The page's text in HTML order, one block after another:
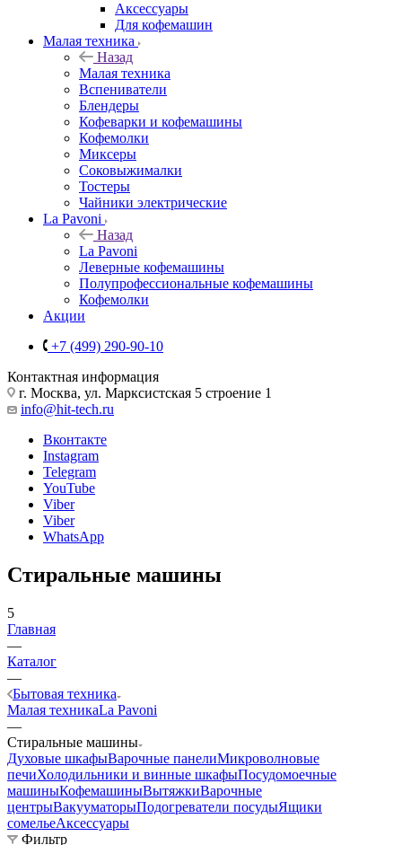
Аксессуары
Для кофемашин
Малая техника
Назад
Малая техника
Вспениватели
Блендеры
Кофеварки и кофемашины
Кофемолки
Миксеры
Соковыжималки
Тостеры
Чайники электрические
La Pavoni
Назад
La Pavoni
Леверные кофемашины
Полупрофессиональные кофемашины
Кофемолки
Акции
+7 (499) 290-90-10
Контактная информация
г. Москва, ул. Марксистская 5 строение 1
info@hit-tech.ru
Вконтакте
Instagram
Telegram
YouTube
Viber
Viber
WhatsApp
Стиральные машины
5
Главная
—
Каталог
—
Бытовая техника
Малая техникаLa Pavoni
—
Стиральные машины
Духовые шкафыВарочные панелиМикроволновые
печиХолодильники и винные шкафыПосудомоечные
машиныКофемашиныВытяжкиВарочные
центрыВакууматорыПодогреватели посудыЯщики
сомельеАксессуары
Фильтр